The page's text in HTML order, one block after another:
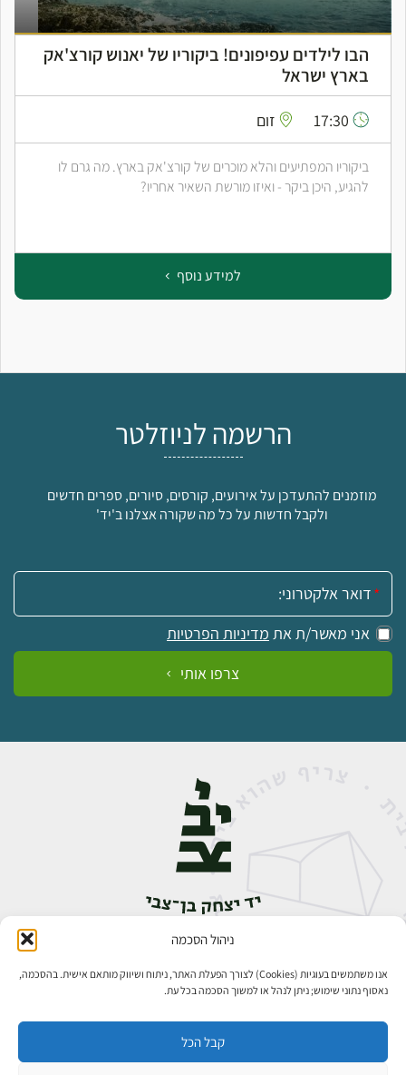
ניהול הסכמה
אנו משתמשים בעוגיות (Cookies) לצורך הפעלת האתר, ניתוח ושיווק מותאם אישית. בהסכמה,
נאסוף נתוני שימוש; ניתן לנהל או למשוך הסכמה בכל עת.
קבל הכל
הבו לילדים עפיפונים! ביקוריו של יאנוש קורצ'אק
בארץ ישראל
זום
ביקוריו המפתיעים והלא מוכרים של קורצ'אק בארץ. מה גרם לו
להגיע, היכן ביקר - ואיזו מורשת השאיר אחריו?
למידע נוסף
הרשמה לניוזלטר
מוזמנים להתעדכן על אירועים, קורסים, סיורים, ספרים חדשים
ולקבל חדשות על כל מה שקורה אצלנו ב'יד'
אימייל:
אני מאשר/ת את מדיניות הפרטיות
צרפו אותי
אבן גבירול 14, רחביה, ירושלים